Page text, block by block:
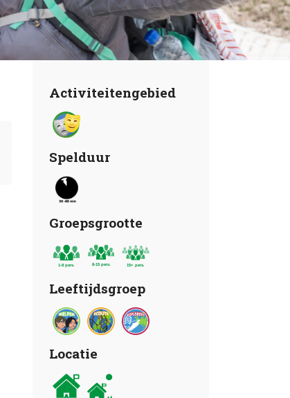
Activiteitengebied
Spelduur
Groepsgrootte
Leeftijdsgroep
Locatie